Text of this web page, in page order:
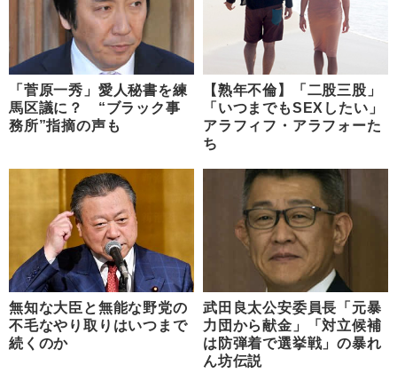
「菅原一秀」愛人秘書を練
馬区議に？ “ブラック事
務所”指摘の声も
【熟年不倫】「二股三股」
「いつまでもSEXしたい」
アラフィフ・アラフォーた
ち
無知な大臣と無能な野党の
不毛なやり取りはいつまで
続くのか
武田良太公安委員長「元暴
力団から献金」「対立候補
は防弾着で選挙戦」の暴れ
ん坊伝説